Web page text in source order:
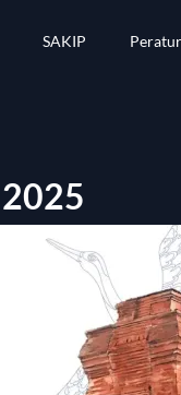
SAKIP